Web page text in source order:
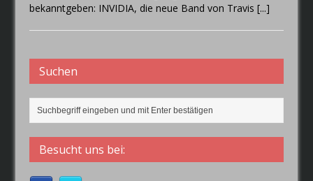
bekanntgeben: INVIDIA, die neue Band von Travis[...]
Suchen
Besucht uns bei: